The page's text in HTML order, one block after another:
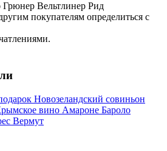
Вельтлинер Рид
покупателям определиться с
Новозеландский совиньон
вино Амароне Бароло
Вермут